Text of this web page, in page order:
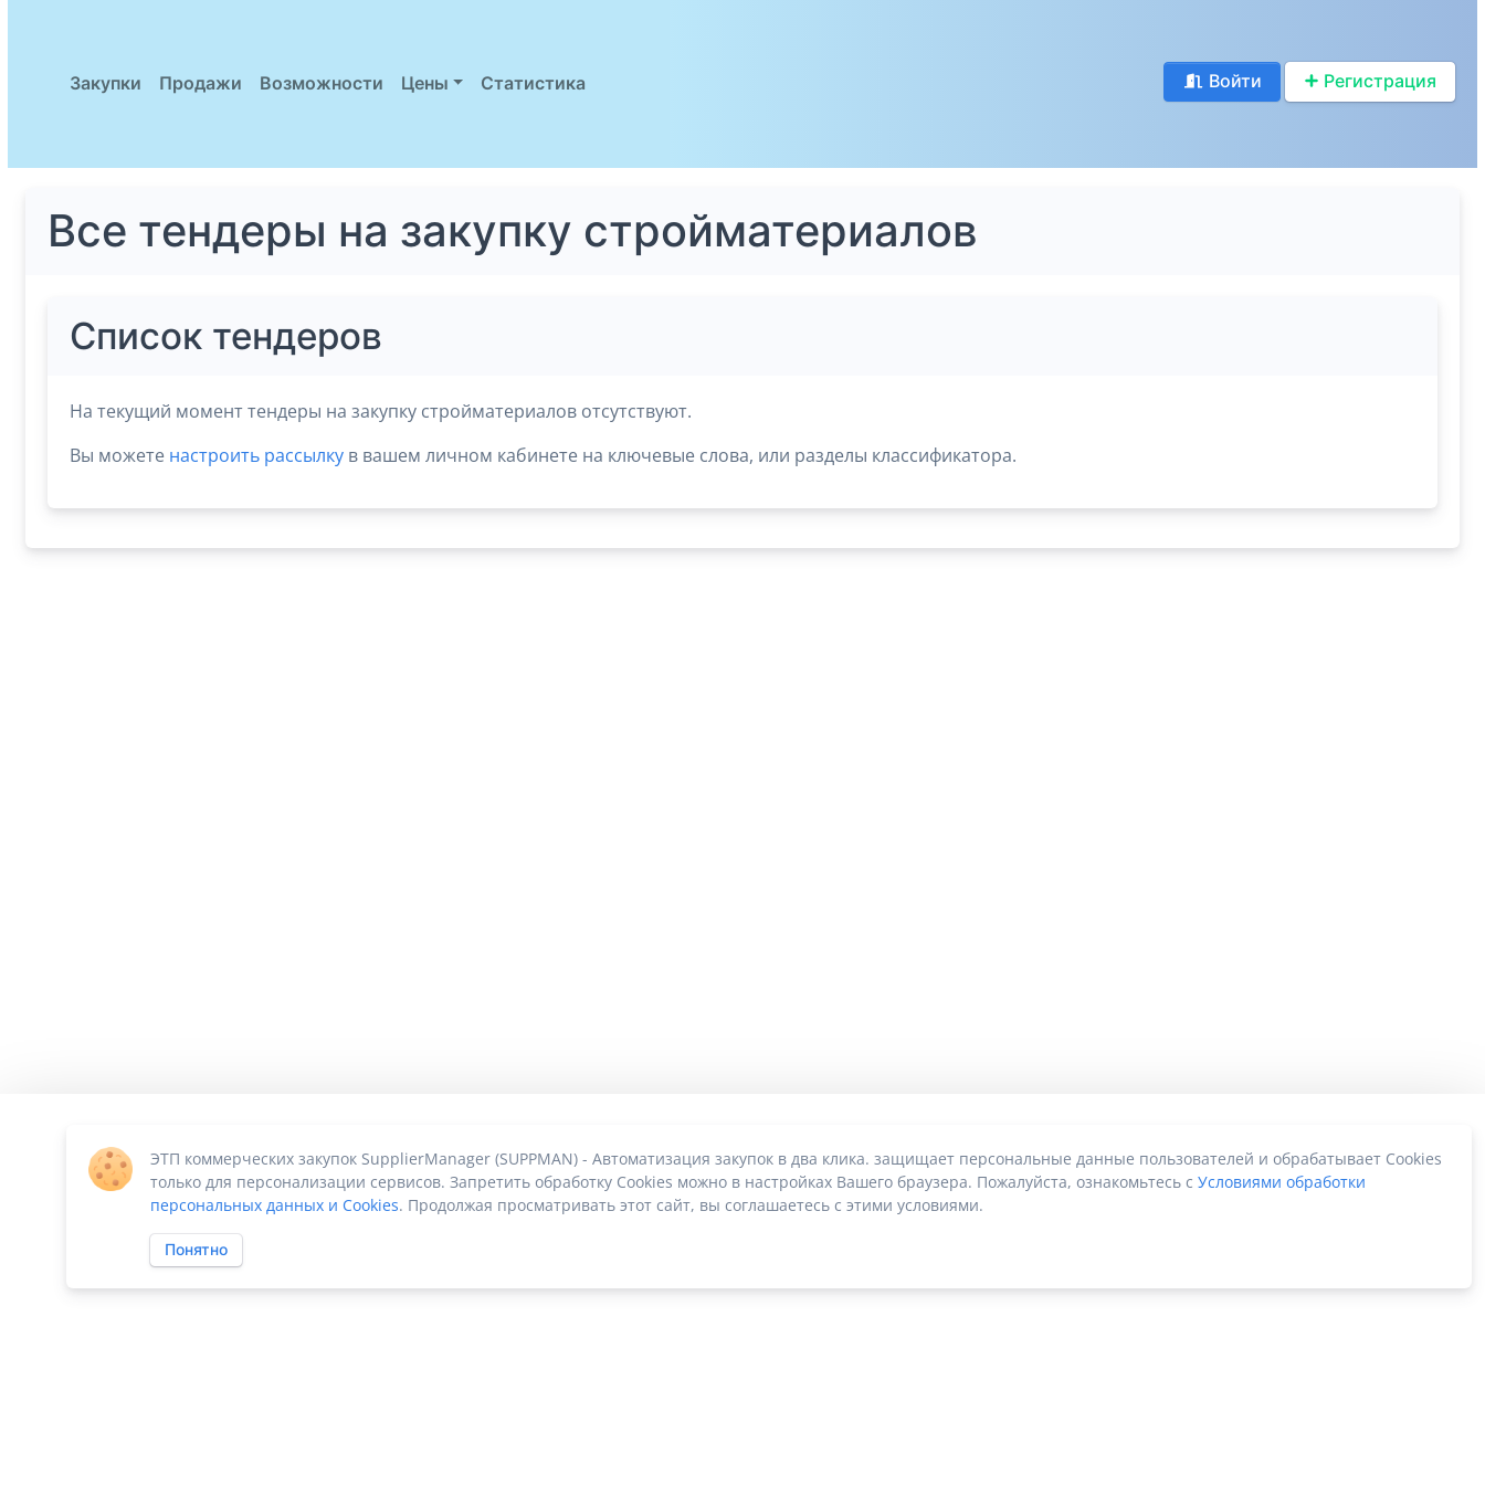
Закупки Продажи Возможности Цены Статистика Войти Регистрация
Все тендеры на закупку стройматериалов
Список тендеров
На текущий момент тендеры на закупку стройматериалов отсутствуют.
Вы можете настроить рассылкув вашем личном кабинете на ключевые слова, или разделы классификатора.
ЭТП коммерческих закупок SupplierManager (SUPPMAN) - Автоматизация закупок в два клика. защищает персональные данные пользователей и обрабатывает Cookies
только для персонализации сервисов. Запретить обработку Cookies можно в настройках Вашего браузера. Пожалуйста, ознакомьтесь с Условиями обработки
персональных данных и Cookies. Продолжая просматривать этот сайт, вы соглашаетесь с этими условиями.
Понятно